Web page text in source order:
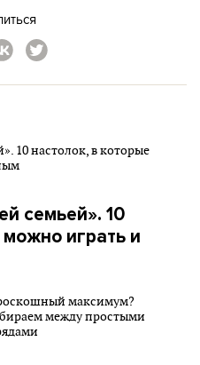
семьей». 10
играть и